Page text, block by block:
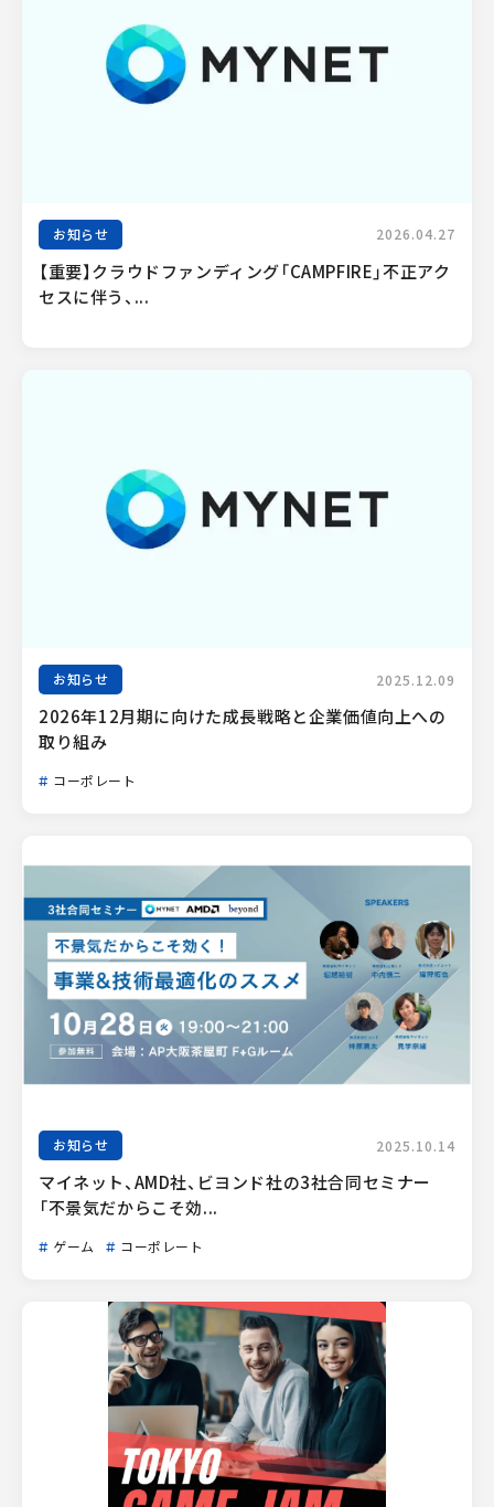
お知らせ 2026.04.27
【重要】クラウドファンディング「CAMPFIRE」不正アク
セスに伴う、...
お知らせ 2025.12.09
2026年12月期に向けた成長戦略と企業価値向上への
取り組み
コーポレート
お知らせ 2025.10.14
マイネット、AMD社、ビヨンド社の3社合同セミナー
「不景気だからこそ効...
ゲーム コーポレート